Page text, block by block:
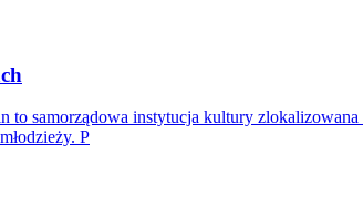
samorządowa instytucja kultury
P